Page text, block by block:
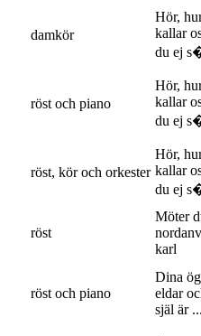
damkör
Hör,
kallar
du ej
röst och piano
Hör,
kallar
du ej
röst, kör och orkester
Hör,
kallar
du ej
röst
Möter
karl
röst och piano
Dina
eldar
själ är